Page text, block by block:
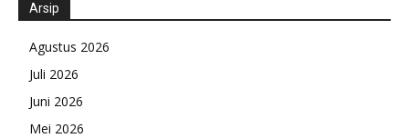
Arsip
Agustus 2026
Juli 2026
Juni 2026
Mei 2026